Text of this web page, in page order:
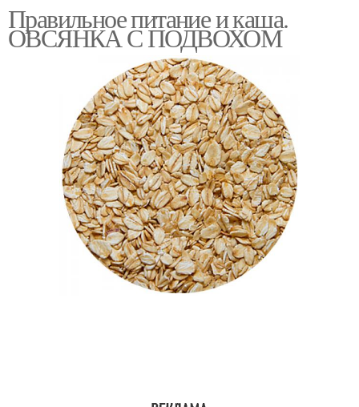
Правильное питание и каша.
ОВСЯНКА С ПОДВОХОМ